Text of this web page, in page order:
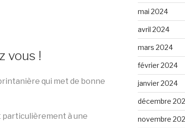
vous !
qui met de bonne
à une
mai 2024
avril 2024
mars 2024
février 2024
janvier 2024
décembre
novembre